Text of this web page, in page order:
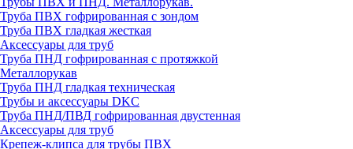
Труба ПВХ гофрированная с зондом
Труба ПВХ гладкая жесткая
Аксессуары для труб
Труба ПНД гофрированная с протяжкой
Металлорукав
Труба ПНД гладкая техническая
Трубы и аксессуары DKC
Труба ПНД/ПВД гофрированная двустенная
Аксессуары для труб
Крепеж-клипса для трубы ПВХ